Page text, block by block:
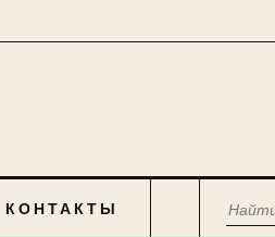
КОНТАКТЫ